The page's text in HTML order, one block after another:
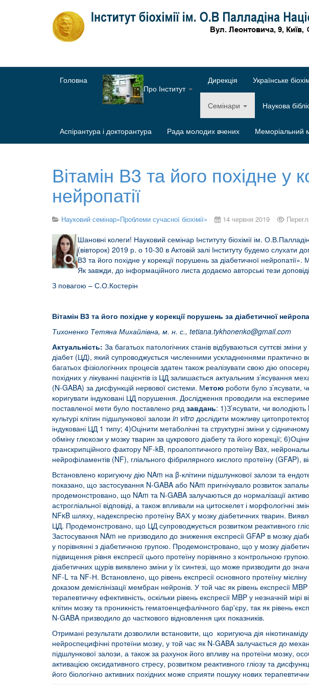
Головна
Про Інститут
Дирекція Українське
Семінари Наукова
Аспірантура і докторантура Рада молодих вчених Меморіальний
Вітамін В3 та його похідне у
нейропатії
Науковий семінар«Проблеми сучасної біохімії» 14 червня 2019
Шановні колеги! Науковий семінар Інституту біохімії ім.
(вівторок) 2019 р. о 10-30 в Актовій залі Інституту будемо слухати
В3 та його похідне у корекції порушень за діабетичної
Як завжди, до інформаційного листа додаємо авторські тези
З повагою – С.О.Костерін
Вітамін В3 та його похідне у корекції порушень за діабетичної
Тихоненко Тетяна Михайлівна, м. н. с., tetiana.tykhonenko@gmail.com
Актуальність: За багатьох патологічних станів відбуваються суттєві
діабет (ЦД), який супроводжується численними ускладненнями практично
багатьох фізіологічних процесів здатен також реалізувати свою дію
похідних у лікуванні пацієнтів із ЦД залишається актуальним з’ясування
(N-GABA) за дисфункцій нервової системи. Метою роботи було з’ясувати,
коригувати індуковані ЦД порушення. Дослідження проводили на
поставленої мети було поставлено ряд завдань: 1)З’ясувати, чи
культурі клітин підшлункової залози in vitro дослідити можливу
індуковані ЦД 1 типу; 4)Оцінити метаболічні та структурні зміни у
обміну глюкози у мозку тварин за цукрового діабету та його корекції;
транскрипційного фактору NF-kB, проапоптичного протеїну Bax,
нейрофіламентів (NF), гліального фібрилярного кислого протеїну (GFAP),
Встановлено коригуючу дію NAm на β-клітини підшлункової залози та
показано, що застосування N-GABA або NAm пригнічувало розвиток
продемонстровано, що NAm та N-GABA залучаються до нормалізації
астрогліальної відповіді, а також впливали на цитоскелет і морфологічні
NFκB шляху, надекспресію протеїну BАХ у мозку діабетичних тварин.
ЦД. Продемонстровано, що ЦД супроводжується розвитком реактивного
Застосування NAm не призводило до зниження експресії GFAP в мозку
у порівнянні з діабетичною групою. Продемонстровано, що у мозку
підвищення рівня експресії цього протеїну порівняно з контрольною
діабетичних щурів виявлено зміни у їх синтезі, що може призводити до
NF-L та NF-Н. Встановлено, що рівень експресії основного протеїну
доказом демієлінізації мембран нейронів. У той час як рівень експресії
терапевтичну ефективність, оскільки рівень експресії MBP у незначній
клітин мозку та проникність гематоенцефалічного бар'єру, так як рівень
N-GABA призводило до часткового відновлення цих показників.
Отримані результати дозволили встановити, що коригуюча дія
нейроспецифічні протеїни мозку, у той час як N-GABA залучається до
підшлункової залози, а також за рахунок його впливу на протеїни мозку,
активацією оксидативного стресу, розвитком реактивного гліозу та
його біологічно активних похідних може сприяти пошуку нових